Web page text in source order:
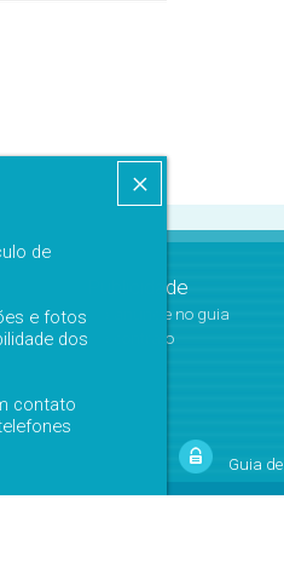
Publicidade
› anuncie no guia
› contrato
Guia de
×
de
e fotos
dos
contato